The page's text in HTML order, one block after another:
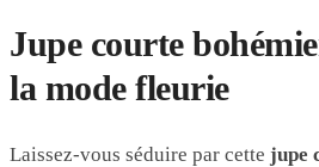
Jupe courte
la mode fleurie
Laissez-vous séduire par cette jupe